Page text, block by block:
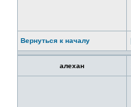
Вернуться к началу
алехан